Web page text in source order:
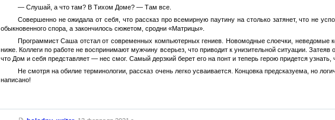
— Слушай, а что там? В Тихом Доме? — Там все.
Совершенно не ожидала от себя, что рассказ про всемирную паутину на столько затянет, что не
обыкновенного спора, а закончилось сюжетом, сродни «Матрицы».
Программист Саша отстал от современных компьютерных гениев. Новомодные слоечки, неведомые
ниже. Коллеги по работе не воспринимают мужчину всерьез, что приводит к унизительной ситуации.
что Дом и себя представляет — нес смог. Самый дерзкий берет его на понт и теперь герою придется
Не смотря на обилие терминологии, рассказ очень легко усваивается. Концовка предсказуема, но
написано!